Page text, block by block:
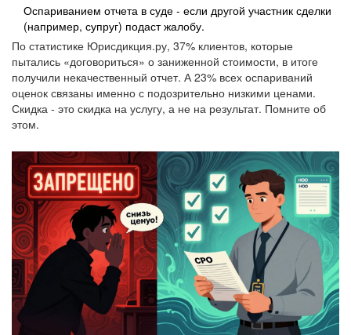
Оспариванием отчета в суде - если другой участник сделки
(например, супруг) подаст жалобу.
По статистике Юрисдикция.ру, 37% клиентов, которые
пытались «договориться» о заниженной стоимости, в итоге
получили некачественный отчет. А 23% всех оспариваний
оценок связаны именно с подозрительно низкими ценами.
Скидка - это скидка на услугу, а не на результат. Помните об
этом.